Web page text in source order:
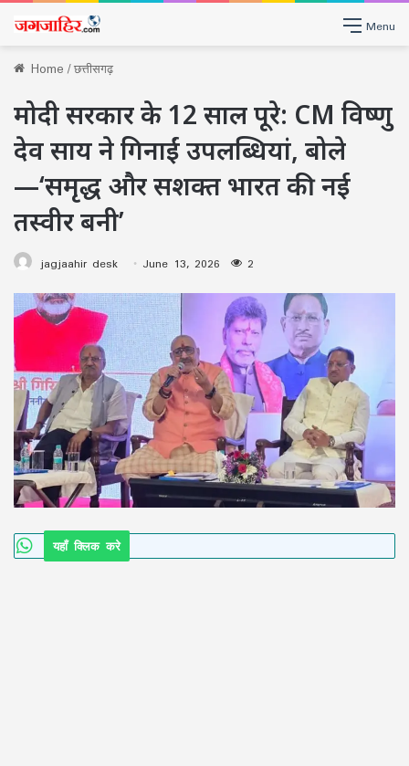
Menu
Home/छत्तीसगढ़
मोदी सरकार के 12 साल पूरे: CM विष्णु
देव साय ने गिनाईं उपलब्धियां, बोले
—‘समृद्ध और सशक्त भारत की नई
तस्वीर बनी’
jagjaahir desk June 13, 2026 2
यहाँ क्लिक करे